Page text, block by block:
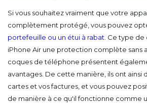
Si vous souhaitez vraiment que votre
complètement protégé, vous pouvez
portefeuille ou un étui à rabat. Ce type
iPhone Air une protection complète sans
coques de téléphone présentent
avantages. De cette manière, ils ont ainsi
cartes et vos factures, et vous pouvez
de manière à ce qu'il fonctionne comme